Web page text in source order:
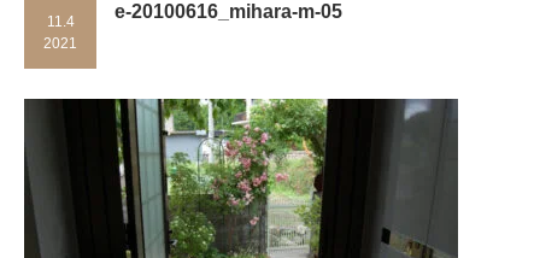
11.4
2021
e-20100616_mihara-m-05